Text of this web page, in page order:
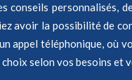
conseils personnalisés,
avoir la possibilité de
appel téléphonique,
selon vos besoins et